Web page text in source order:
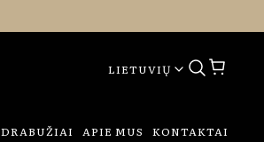
LIETUVIŲ
DRABUŽIAI APIE MUS KONTAKTAI